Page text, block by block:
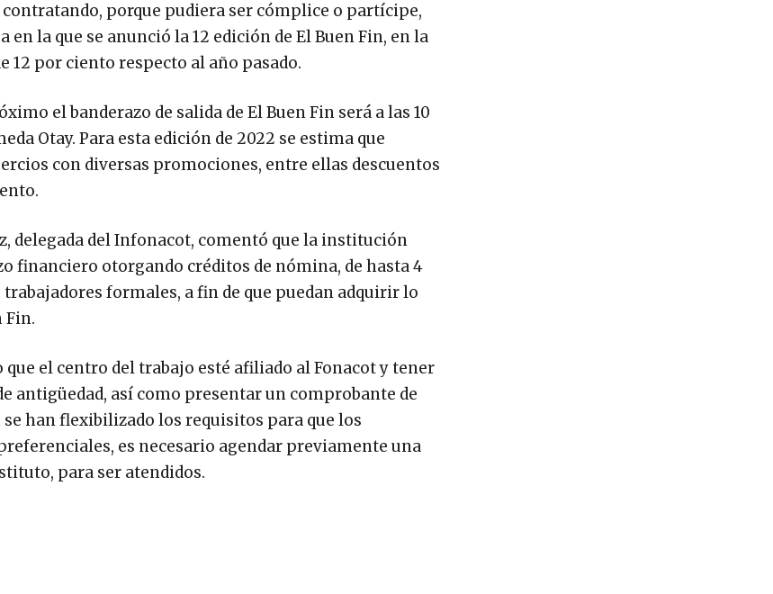
porque pudiera ser cómplice o partícipe,
la que se anunció la 12 edición de El Buen Fin, en la
12 por ciento respecto al año pasado.
el banderazo de salida de El Buen Fin será a las 10
Otay. Para esta edición de 2022 se estima que
con diversas promociones, entre ellas descuentos
delegada del Infonacot, comentó que la institución
financiero otorgando créditos de nómina, de hasta 4
trabajadores formales, a fin de que puedan adquirir lo
Fin.
que el centro del trabajo esté afiliado al Fonacot y tener
antigüedad, así como presentar un comprobante de
han flexibilizado los requisitos para que los
es necesario agendar previamente una
para ser atendidos.